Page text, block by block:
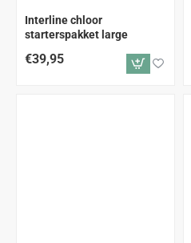
Interline chloor
starterspakket large
€39,95